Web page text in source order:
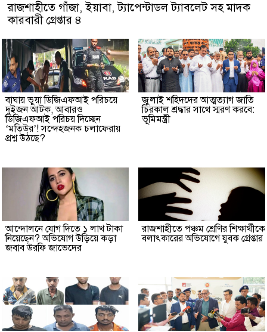
রাজশাহীতে গাঁজা, ইয়াবা, ট্যাপেন্টাডল ট্যাবলেট সহ মাদক
কারবারী গ্রেপ্তার ৪
বাঘায় ভুয়া ডিজিএফআই পরিচয়ে
দুইজন আটক, আবারও
ডিজিএফআই পরিচয় দিচ্ছেন
‘মতিউর’! সন্দেহজনক চলাফেরায়
প্রশ্ন উঠছে?
জুলাই শহিদদের আত্মত্যাগ জাতি
চিরকাল শ্রদ্ধার সাথে স্মরণ করবে:
ভূমিমন্ত্রী
আন্দোলনে যোগ দিতে ১ লাখ টাকা
নিয়েছেন? অভিযোগ উড়িয়ে কড়া
জবাব উরফি জাভেদের
রাজশাহীতে পঞ্চম শ্রেণির শিক্ষার্থীকে
বলাৎকারের অভিযোগে যুবক গ্রেপ্তার